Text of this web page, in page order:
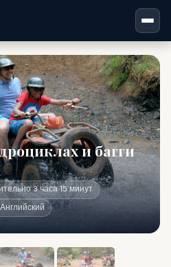
и багги
3 часа 15 минут